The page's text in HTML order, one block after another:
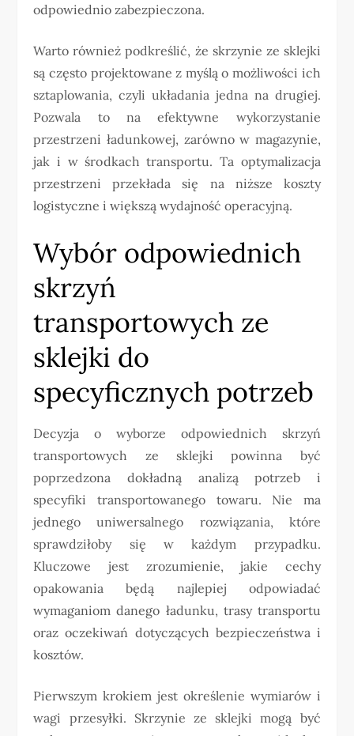
odpowiednio zabezpieczona.
Warto również podkreślić, że skrzynie ze sklejki
są często projektowane z myślą o możliwości ich
sztaplowania, czyli układania jedna na drugiej.
Pozwala to na efektywne wykorzystanie
przestrzeni ładunkowej, zarówno w magazynie,
jak i w środkach transportu. Ta optymalizacja
przestrzeni przekłada się na niższe koszty
logistyczne i większą wydajność operacyjną.
Wybór odpowiednich
skrzyń
transportowych ze
sklejki do
specyficznych potrzeb
Decyzja o wyborze odpowiednich skrzyń
transportowych ze sklejki powinna być
poprzedzona dokładną analizą potrzeb i
specyfiki transportowanego towaru. Nie ma
jednego uniwersalnego rozwiązania, które
sprawdziłoby się w każdym przypadku.
Kluczowe jest zrozumienie, jakie cechy
opakowania będą najlepiej odpowiadać
wymaganiom danego ładunku, trasy transportu
oraz oczekiwań dotyczących bezpieczeństwa i
kosztów.
Pierwszym krokiem jest określenie wymiarów i
wagi przesyłki. Skrzynie ze sklejki mogą być